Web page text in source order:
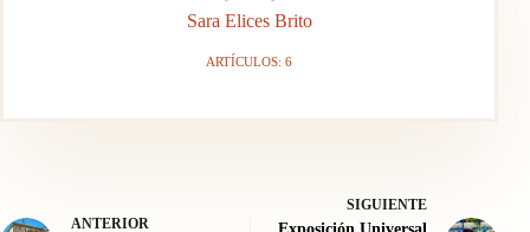
Sara Elices Brito
ARTÍCULOS: 6
ANTERIOR
SIGUIENTE